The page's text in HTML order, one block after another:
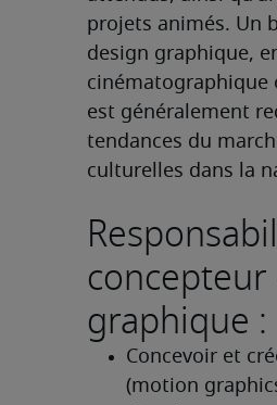
projets animés. Un
design graphique,
cinématographique
est généralement
tendances du
culturelles dans la
graphique :
Concevoir et
(motion